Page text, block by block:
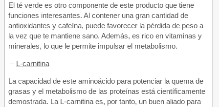
El té verde es otro componente de este producto que tiene
funciones interesantes. Al contener una gran cantidad de
antioxidantes y cafeína, puede favorecer la pérdida de peso a
la vez que te mantiene sano. Además, es rico en vitaminas y
minerales, lo que le permite impulsar el metabolismo.
– L-carnitina
La capacidad de este aminoácido para potenciar la quema de
grasas y el metabolismo de las proteínas está científicamente
demostrada. La L-carnitina es, por tanto, un buen aliado para